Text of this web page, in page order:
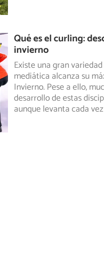
Qué es el curling:
invierno
Existe una gran
mediática alcanza su
Invierno. Pese a ello,
desarrollo de estas
aunque levanta cada